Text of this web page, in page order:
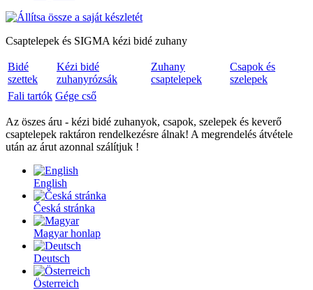
Csaptelepek és SIGMA kézi bidé zuhany
Bidé
szettek
Kézi bidé
zuhanyrózsák
Zuhany
csaptelepek
Csapok és
szelepek
Fali tartók Gége cső
Az öszes áru - kézi bidé zuhanyok, csapok, szelepek és keverő
csaptelepek raktáron rendelkezésre álnak! A megrendelés átvétele
után az árut azonnal szálítjuk !
English
Česká stránka
Magyar honlap
Deutsch
Österreich